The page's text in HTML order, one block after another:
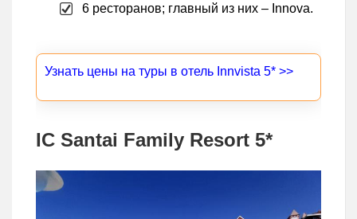
6 ресторанов; главный из них – Innova.
Узнать цены на туры в отель Innvista 5* >>
IC Santai Family Resort 5*